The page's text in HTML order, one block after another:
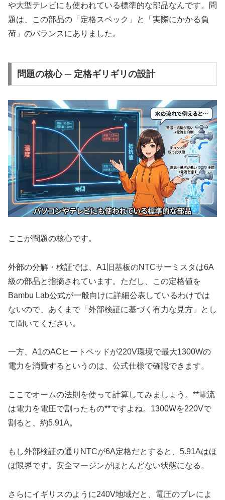
や大型テレビにも使われている標準的な部品なんです。問
題は、この部品の「定格スペック」と「実際にかかる負
荷」のバランスにありました。
問題の核心 ─ 定格ギリギリの設計
ここが問題の核心です。
外部の分解・検証では、A1旧基板のNTCサーミスタは6A
級の部品と指摘されています。ただし、この定格値を
Bambu Lab公式が一般向けに詳細公表しているわけでは
ないので、あくまで「外部検証に基づく有力な見方」とし
て聞いてください。
一方、A1のACヒートベッドが220V環境で最大1300Wの
電力を消費するというのは、公式仕様で確認できます。
ここでオームの法則を使って計算してみましょう。**電流
は電力を電圧で割ったもの**ですよね。1300Wを220Vで
割ると、約5.91A。
もし外部検証の通りNTCが6A定格だとすると、5.91Aはほ
ぼ限界です。安全マージンがほとんどない状態になる。
さらにイギリスのように240V地域だと、電圧のブレによ